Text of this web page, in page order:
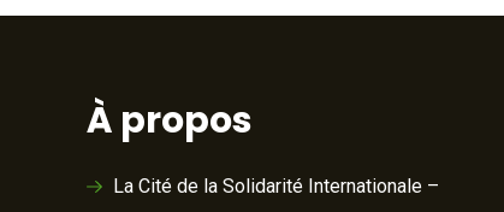
À propos
La Cité de la Solidarité Internationale –